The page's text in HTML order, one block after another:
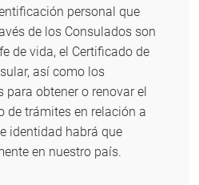
personal que
de los Consulados son
de vida, el Certificado de
así como los
obtener o renovar el
de trámites en relación a
identidad habrá que
en nuestro país.